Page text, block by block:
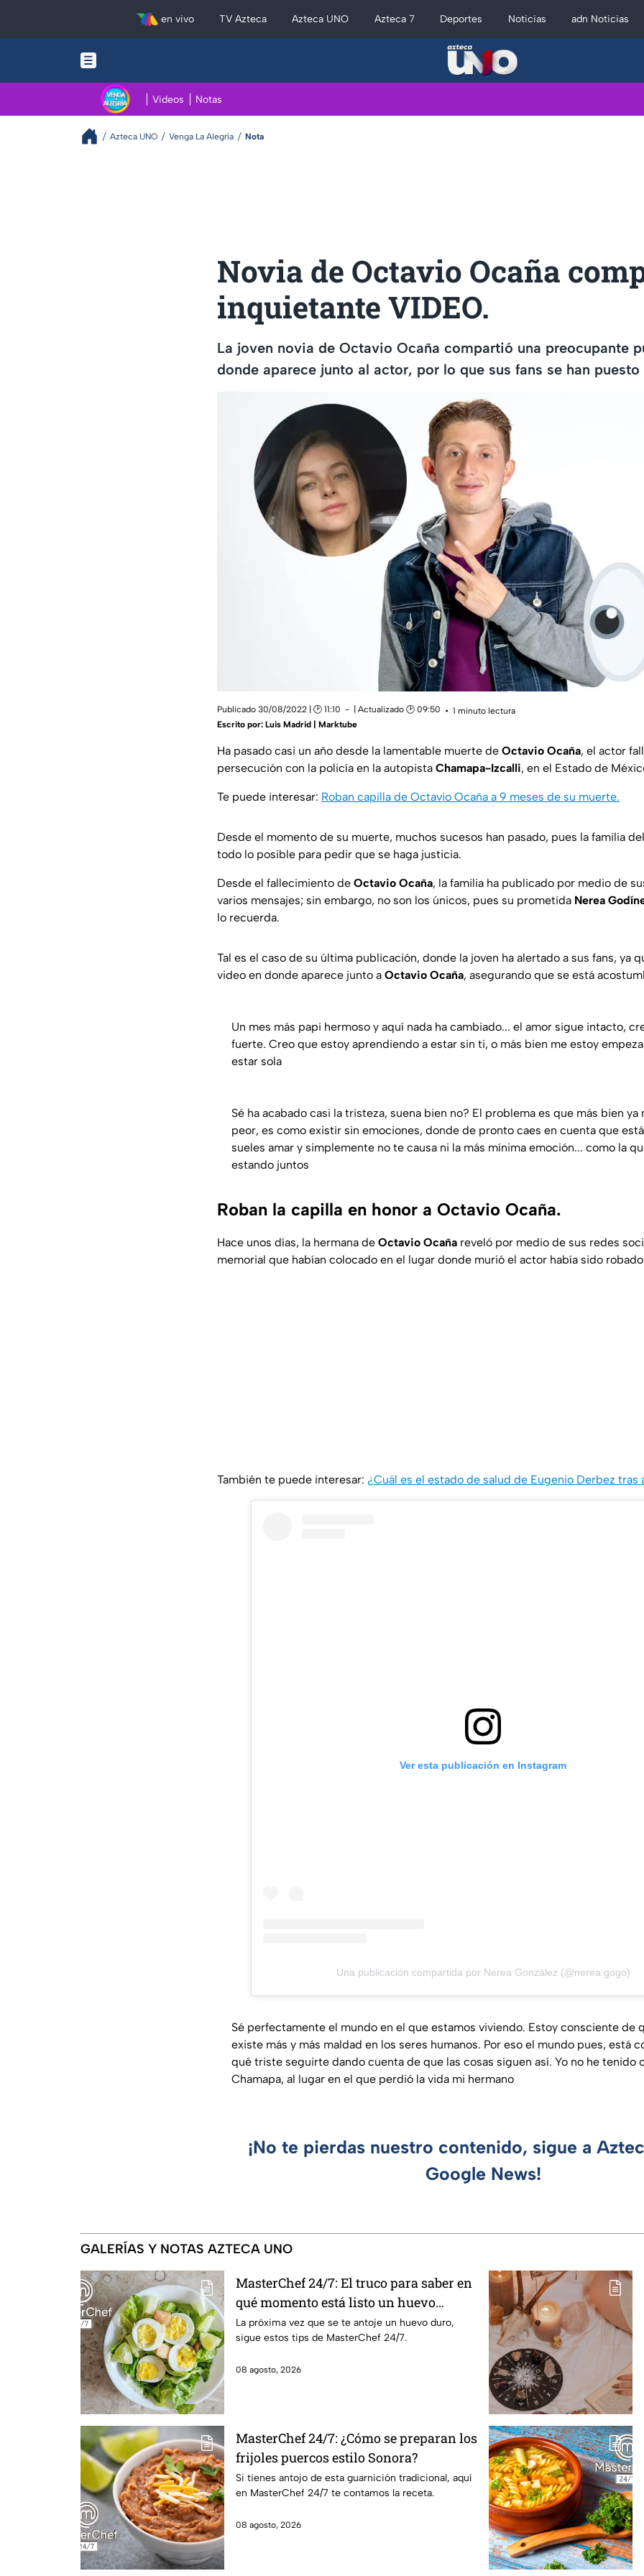
en vivo TV Azteca Azteca UNO Azteca 7 Deportes Noticias adn Noticias
Videos Notas
Azteca UNO Venga La Alegría Nota
Novia de Octavio Ocaña
inquietante VIDEO.
La joven novia de Octavio Ocaña compartió una preocupante
donde aparece junto al actor, por lo que sus fans se han puesto
Publicado 30/08/2022 | 🕑 11:10 | Actualizado 🕑 09:50
1 minuto lectura
Escrito por: Luis Madrid | Marktube
Ha pasado casi un año desde la lamentable muerte de Octavio Ocaña, el actor
persecución con la policía en la autopista Chamapa-Izcalli, en el Estado de
Te puede interesar: Roban capilla de Octavio Ocaña a 9 meses de su muerte.
Desde el momento de su muerte, muchos sucesos han pasado, pues la familia
todo lo posible para pedir que se haga justicia.
Desde el fallecimiento de Octavio Ocaña, la familia ha publicado por medio de
varios mensajes; sin embargo, no son los únicos, pues su prometida Nerea
lo recuerda.
Tal es el caso de su última publicación, donde la joven ha alertado a sus fans, ya
video en donde aparece junto a Octavio Ocaña, asegurando que se está
Un mes más papi hermoso y aquí nada ha cambiado... el amor sigue intacto,
fuerte. Creo que estoy aprendiendo a estar sin ti, o más bien me estoy
estar sola
Sé ha acabado casi la tristeza, suena bien no? El problema es que más bien ya
peor, es como existir sin emociones, donde de pronto caes en cuenta que
sueles amar y simplemente no te causa ni la más mínima emoción... como la
estando juntos
Roban la capilla en honor a Octavio Ocaña.
Hace unos días, la hermana de Octavio Ocaña reveló por medio de sus redes
memorial que habían colocado en el lugar donde murió el actor había sido
También te puede interesar: ¿Cuál es el estado de salud de Eugenio Derbez tras
Ver esta publicación en Instagram
Una publicación compartida por Nerea González (@nerea.gogo)
Sé perfectamente el mundo en el que estamos viviendo. Estoy consciente de
existe más y más maldad en los seres humanos. Por eso el mundo pues, está
qué triste seguirte dando cuenta de que las cosas siguen así. Yo no he tenido
Chamapa, al lugar en el que perdió la vida mi hermano
¡No te pierdas nuestro contenido, sigue a
Google News!
GALERÍAS Y NOTAS AZTECA UNO
MasterChef 24/7: El truco para saber en
qué momento está listo un huevo
cocido
La próxima vez que se te antoje un huevo duro,
sigue estos tips de MasterChef 24/7.
08 agosto, 2026
MasterChef 24/7: ¿Cómo se preparan los
frijoles puercos estilo Sonora?
Si tienes antojo de esta guarnición tradicional, aquí
en MasterChef 24/7 te contamos la receta.
08 agosto, 2026